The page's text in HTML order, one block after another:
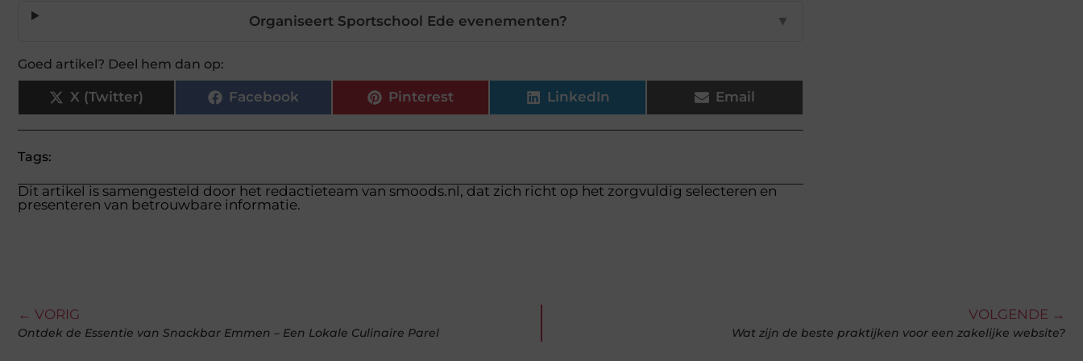
Organiseert Sportschool Ede evenementen? ▼
Goed artikel? Deel hem dan op:
X (Twitter) Facebook Pinterest LinkedIn Email
Tags:
Dit artikel is samengesteld door het redactieteam van smoods.nl, dat zich richt op het zorgvuldig selecteren en
presenteren van betrouwbare informatie.
← VORIG
Ontdek de Essentie van Snackbar Emmen – Een Lokale Culinaire Parel
VOLGENDE →
Wat zijn de beste praktijken voor een zakelijke website?